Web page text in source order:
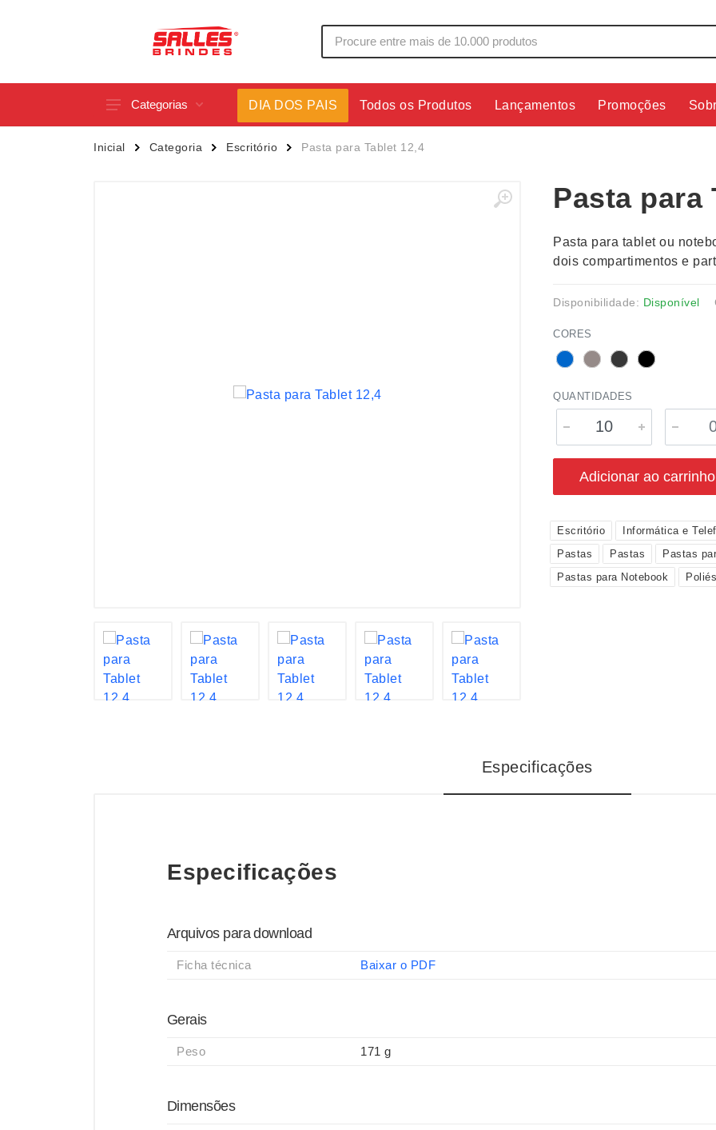
Categorias
Acessórios p/ Celular
Canecas
Cuidados Pessoais
Fones de
Kit
DIA DOS PAIS Todos os Produtos Lançamentos Promoções
Inicial Categoria Escritório Pasta para Tablet 12,4
Pasta para
Pasta para tablet ou
dois compartimentos e
Disponibilidade: Disponível
CORES
QUANTIDADES
Adicionar ao carrinho
Escritório
Informática e
Pastas
Pastas
Pastas
Pastas para Notebook
Especificações
Especificações
Arquivos para download
Ficha técnica Baixar o PDF
Gerais
Peso 171 g
Dimensões